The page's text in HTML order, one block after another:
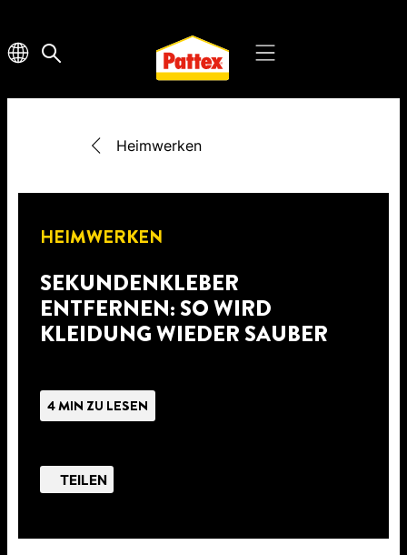
Heimwerken
HEIMWERKEN
SEKUNDENKLEBER
ENTFERNEN: SO WIRD
KLEIDUNG WIEDER SAUBER
4 MIN ZU LESEN
TEILEN